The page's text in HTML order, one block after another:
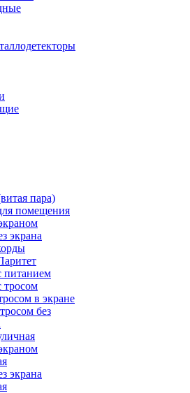
пара)
помещения
экрана
питанием
тросом
в экране
без
экрана